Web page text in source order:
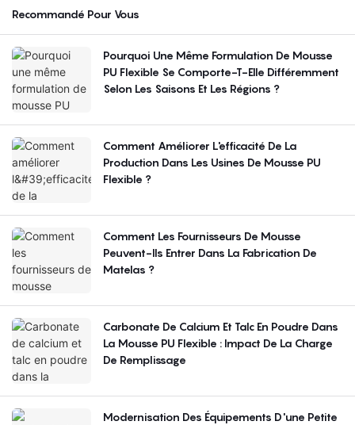
Recommandé Pour Vous
Pourquoi Une Même Formulation De Mousse
PU Flexible Se Comporte-T-Elle Différemment
Selon Les Saisons Et Les Régions ?
Comment Améliorer L'efficacité De La
Production Dans Les Usines De Mousse PU
Flexible ?
Comment Les Fournisseurs De Mousse
Peuvent-Ils Entrer Dans La Fabrication De
Matelas ?
Carbonate De Calcium Et Talc En Poudre Dans
La Mousse PU Flexible : Impact De La Charge
De Remplissage
Modernisation Des Équipements D'une Petite